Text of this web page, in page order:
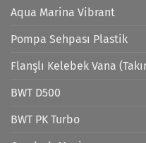
Aqua Marina Vibrant
Pompa Sehpası Plastik
Flanşlı Kelebek Vana
BWT D500
BWT PK Turbo